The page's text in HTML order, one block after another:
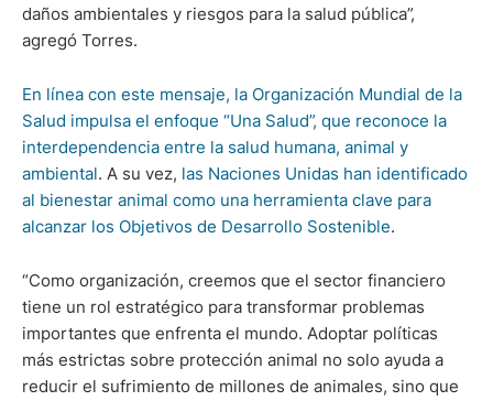
daños ambientales y riesgos para la salud pública”,
agregó Torres.
En línea con este mensaje, la Organización Mundial de la
Salud impulsa el enfoque “Una Salud”, que reconoce la
interdependencia entre la salud humana, animal y
ambiental. A su vez, las Naciones Unidas han identificado
al bienestar animal como una herramienta clave para
alcanzar los Objetivos de Desarrollo Sostenible.
“Como organización, creemos que el sector financiero
tiene un rol estratégico para transformar problemas
importantes que enfrenta el mundo. Adoptar políticas
más estrictas sobre protección animal no solo ayuda a
reducir el sufrimiento de millones de animales, sino que